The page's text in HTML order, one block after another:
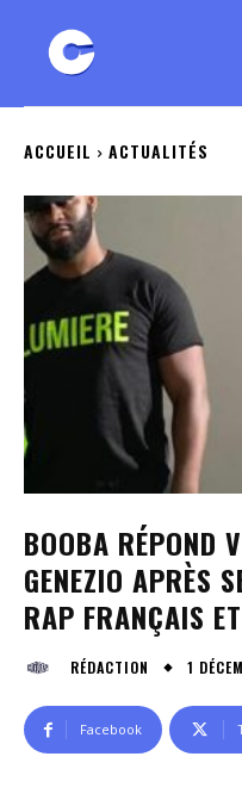
ACCUEIL ACTUALITÉS
BOOBA RÉPOND
GENEZIO APRÈS
RAP FRANÇAIS
RÉDACTION 1
Facebook